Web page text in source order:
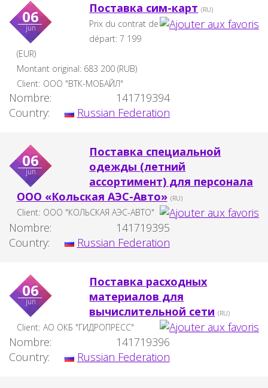
06
jun
Поставка сим-карт (RU)
Prix du contrat de
départ:7 199
(EUR)
Montant original: 683 200(RUB)
Client: ООО "ВТК-МОБАЙЛ"
Nombre:
141719394
Country:
Russian Federation
06
jun
Поставка специальной
одежды (летний
ассортимент) для персонала
ООО «Кольская АЭС-Авто» (RU)
Client: ООО "КОЛЬСКАЯ АЭС-АВТО"
Nombre:
141719395
Country:
Russian Federation
06
jun
Поставка расходных
материалов для
вычислительной сети (RU)
Client: АО ОКБ "ГИДРОПРЕСС"
Nombre:
141719396
Country:
Russian Federation